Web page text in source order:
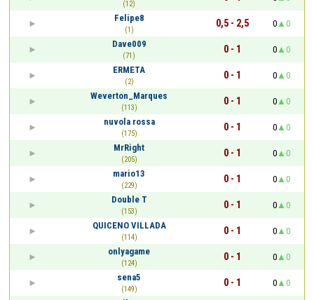
(12)
Felipe8
(1)
0,5 - 2,5 0
0
Dave009
(71)
0 - 1 0
0
ERMETA
(2)
0 - 1 0
0
Weverton_Marques
(113)
0 - 1 0
0
nuvola rossa
(175)
0 - 1 0
0
MrRight
(205)
0 - 1 0
0
mario13
(229)
0 - 1 0
0
Double T
(153)
0 - 1 0
0
QUICENO VILLADA
(114)
0 - 1 0
0
onlyagame
(124)
0 - 1 0
0
sena5
(149)
0 - 1 0
0